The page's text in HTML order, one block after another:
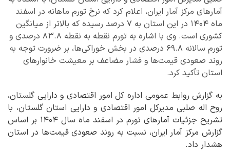
آمارهای مرکز آمار ایران، اعلام کرد که نرخ تورم ماهانه در اسفند
ماه ۱۴۰۴ در این استان به ۷ درصد رسیده که بالاتر از میانگین
کشوری است. وی با اشاره به تورم نقطه به نقطه ۸۳.۸ درصدی و
تورم سالانه ۶۹.۸ درصدی در بخش خوراکی‌ها، بر ضرورت توجه به
روند صعودی قیمت‌ها و فشار مضاعف بر معیشت خانوارهای
استان تأکید کرد.
به گزارش روابط عمومی اداره کل امور اقتصادی و دارایی گلستان،
روح اله صلبی مدیرکل امور اقتصادی و دارایی استان گلستان، با
تشریح جزئیات آمارهای تورم در اسفند ماه سال ۱۴۰۴ بر اساس
گزارش مرکز آمار ایران، نسبت به روند صعودی قیمت‌ها در استان
هشدار داد.